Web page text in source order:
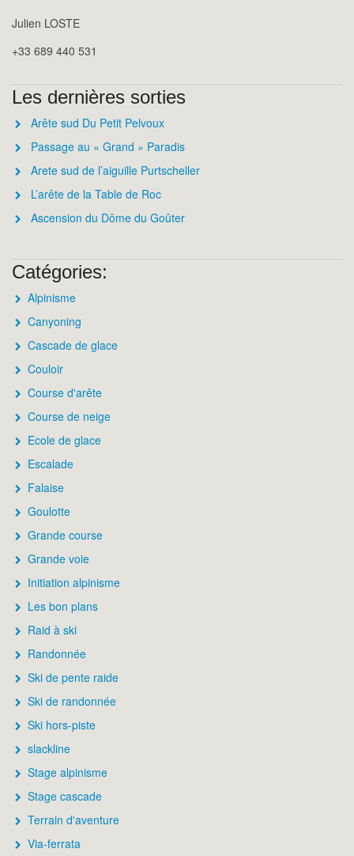
Julien LOSTE
+33 689 440 531
Les dernières sorties
Arête sud Du Petit Pelvoux
Passage au « Grand » Paradis
Arete sud de l’aiguille Purtscheller
L’arête de la Table de Roc
Ascension du Dôme du Goûter
Catégories:
Alpinisme
Canyoning
Cascade de glace
Couloir
Course d'arête
Course de neige
Ecole de glace
Escalade
Falaise
Goulotte
Grande course
Grande voie
Initiation alpinisme
Les bon plans
Raid à ski
Randonnée
Ski de pente raide
Ski de randonnée
Ski hors-piste
slackline
Stage alpinisme
Stage cascade
Terrain d'aventure
Via-ferrata